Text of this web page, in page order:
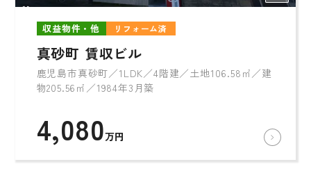
収益物件・他 リフォーム済
真砂町 賃収ビル
鹿児島市真砂町／1LDK／4階建／土地106.58㎡／建
物205.56㎡／1984年3月築
4,080万円